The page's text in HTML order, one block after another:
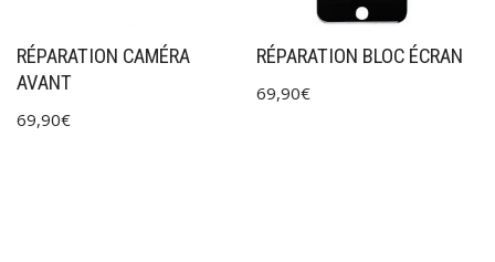
RÉPARATION CAMÉRA
AVANT
69,90€
RÉPARATION BLOC ÉCRAN
69,90€